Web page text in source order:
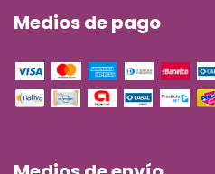
Medios de pago